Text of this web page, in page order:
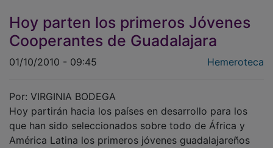
Hoy parten los primeros Jóvenes
Cooperantes de Guadalajara
01/10/2010 - 09:45 Hemeroteca
Por: VIRGINIA BODEGA
Hoy partirán hacia los países en desarrollo para los
que han sido seleccionados sobre todo de África y
América Latina los primeros jóvenes guadalajareños